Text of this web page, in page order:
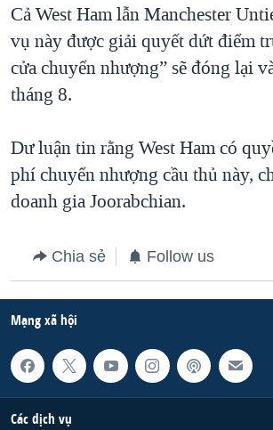
Cả West Ham lẫn Manchester
vụ này được giải quyết dứt điểm
cửa chuyển nhượng” sẽ đóng lại
tháng 8.
Dư luận tin rằng West Ham có
phí chuyển nhượng cầu thủ này,
doanh gia Joorabchian.
Chia sẻ Follow us
Mạng xã hội
Các dịch vụ